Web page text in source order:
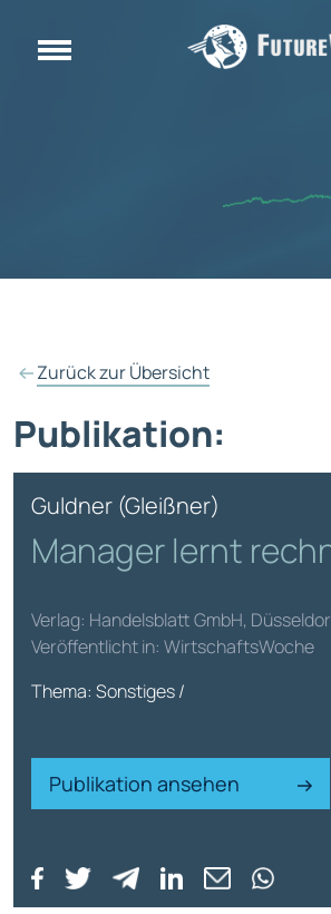
Zurück zur Übersicht
Publikation:
Guldner (Gleißner)
Manager lernt
Verlag: Handelsblatt GmbH,
Veröffentlicht in: WirtschaftsWoche
Thema: Sonstiges /
Publikation ansehen